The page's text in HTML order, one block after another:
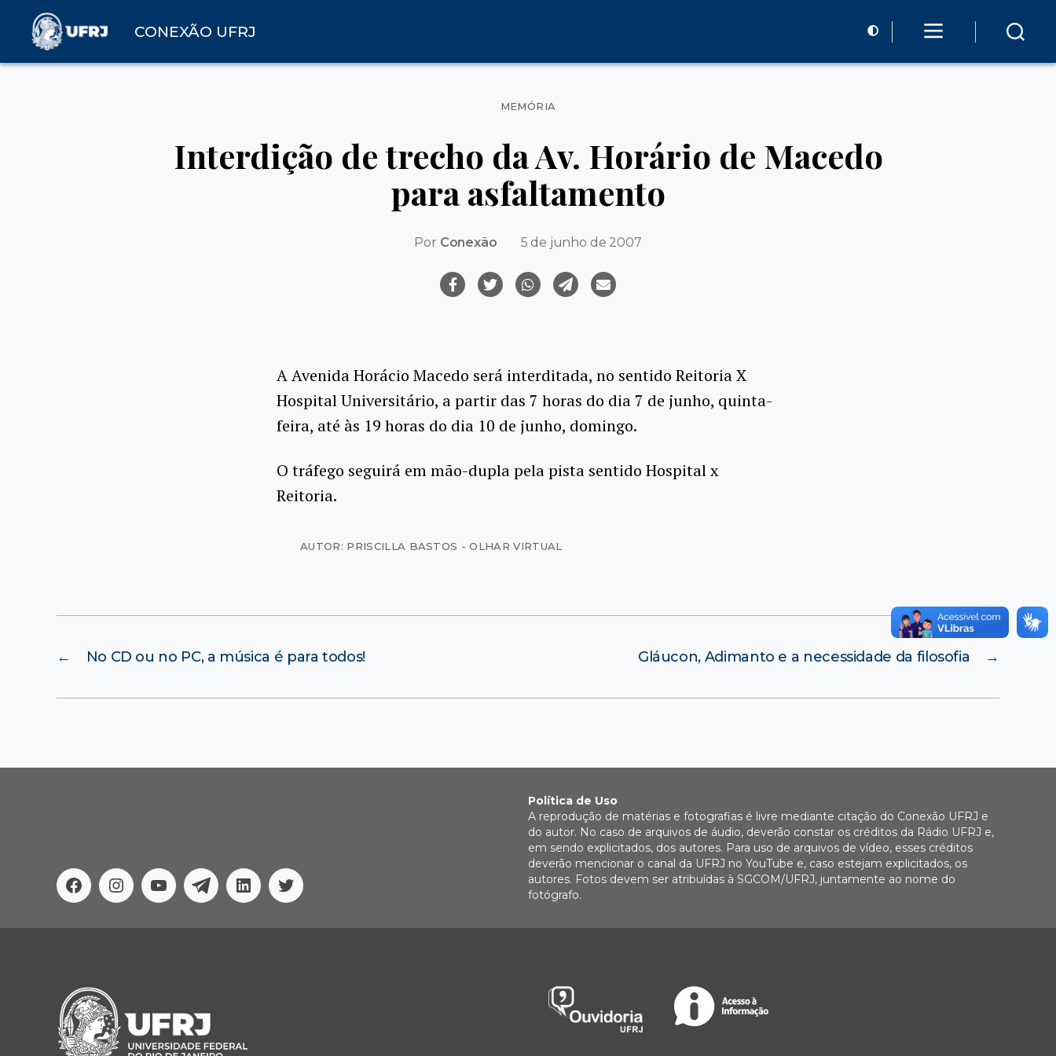
CONEXÃO UFRJ
Categorias
MEMÓRIA
Interdição de trecho da Av. Horário de Macedo
para asfaltamento
Por Conexão 5 de junho de 2007
A Avenida Horácio Macedo será interditada, no sentido Reitoria X
Hospital Universitário, a partir das 7 horas do dia 7 de junho, quinta-
feira, até às 19 horas do dia 10 de junho, domingo.
O tráfego seguirá em mão-dupla pela pista sentido Hospital x
Reitoria.
AUTOR: PRISCILLA BASTOS - OLHAR VIRTUAL
← No CD ou no PC, a música é para todos! →
Gláucon, Adimanto e a necessidade da filosofia
FacebookInstagram
YoutubeTelegramLinkedinTwitter
Política de Uso
A reprodução de matérias e fotografias é livre mediante citação do Conexão UFRJ e
do autor. No caso de arquivos de áudio, deverão constar os créditos da Rádio UFRJ e,
em sendo explicitados, dos autores. Para uso de arquivos de vídeo, esses créditos
deverão mencionar o canal da UFRJ no YouTube e, caso estejam explicitados, os
autores. Fotos devem ser atribuídas à SGCOM/UFRJ, juntamente ao nome do
fotógrafo.